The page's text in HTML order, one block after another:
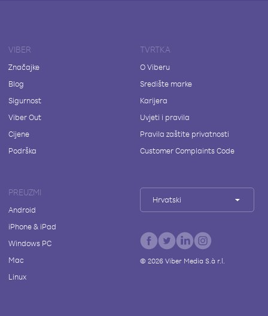
VIBER
Značajke
Blog
Sigurnost
Viber Out
Cijene
Podrška
TVRTKA
O Viberu
Središte marke
Karijera
Uvjeti i pravila
Pravila zaštite privatnosti
Customer Complaints Code
PREUZMI
Android
iPhone & iPad
Windows PC
Mac
Linux
Hrvatski
© 2026Viber Media S.à r.l.